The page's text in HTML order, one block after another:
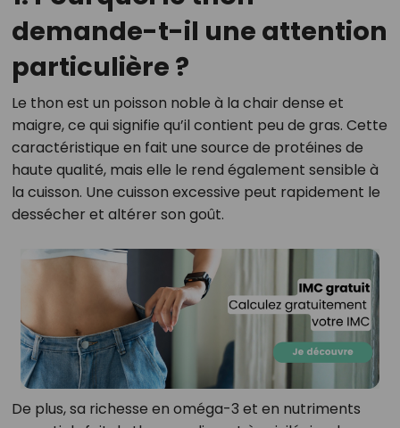
demande-t-il une attention
particulière ?
Le thon est un poisson noble à la chair dense et
maigre, ce qui signifie qu’il contient peu de gras. Cette
caractéristique en fait une source de protéines de
haute qualité, mais elle le rend également sensible à
la cuisson. Une cuisson excessive peut rapidement le
dessécher et altérer son goût.
De plus, sa richesse en oméga-3 et en nutriments